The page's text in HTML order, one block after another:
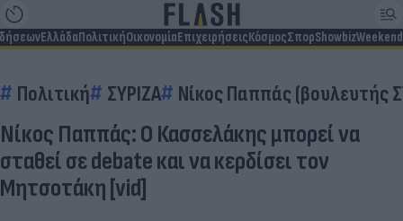
ΕλλάδαΠολιτικήΟικονομίαΕπιχειρήσειςΚόσμοςΣπορShowbizWeekend
Πολιτική ΣΥΡΙΖΑ Νίκος Παππάς (βουλευτής
Νίκος Παππάς: Ο Κασσελάκης μπορεί να
σταθεί σε debate και να κερδίσει τον
Μητσοτάκη [vid]